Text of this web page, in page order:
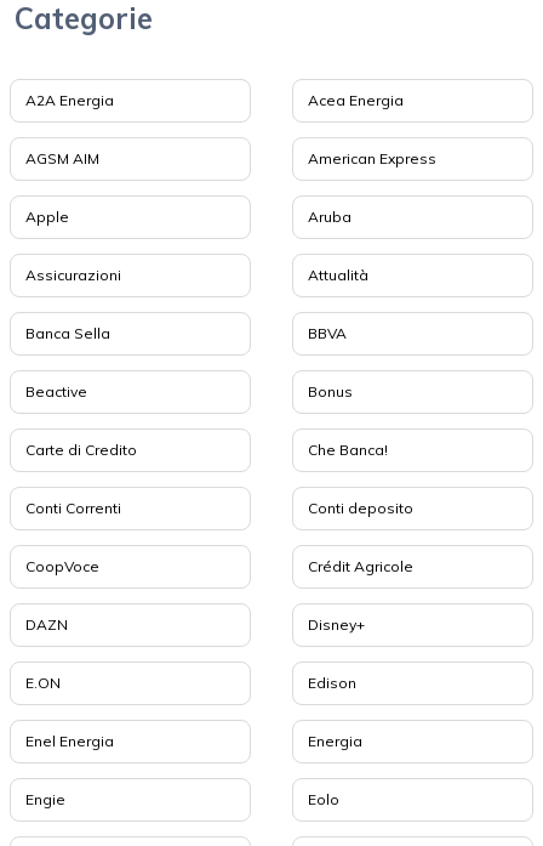
Categorie
A2A Energia Acea Energia
AGSM AIM American Express
Apple Aruba
Assicurazioni Attualità
Banca Sella BBVA
Beactive Bonus
Carte di Credito Che Banca!
Conti Correnti Conti deposito
CoopVoce Crédit Agricole
DAZN Disney+
E.ON Edison
Enel Energia Energia
Engie Eolo